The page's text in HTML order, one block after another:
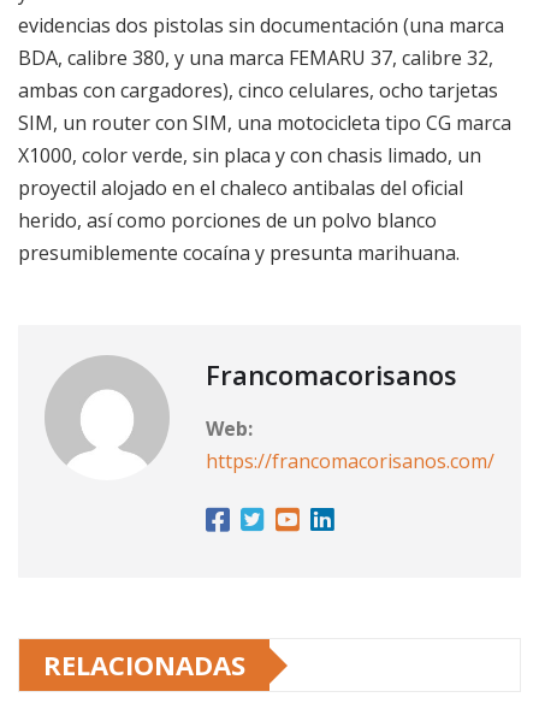
evidencias dos pistolas sin documentación (una marca
BDA, calibre 380, y una marca FEMARU 37, calibre 32,
ambas con cargadores), cinco celulares, ocho tarjetas
SIM, un router con SIM, una motocicleta tipo CG marca
X1000, color verde, sin placa y con chasis limado, un
proyectil alojado en el chaleco antibalas del oficial
herido, así como porciones de un polvo blanco
presumiblemente cocaína y presunta marihuana.
Francomacorisanos
Web:
https://francomacorisanos.com/
RELACIONADAS